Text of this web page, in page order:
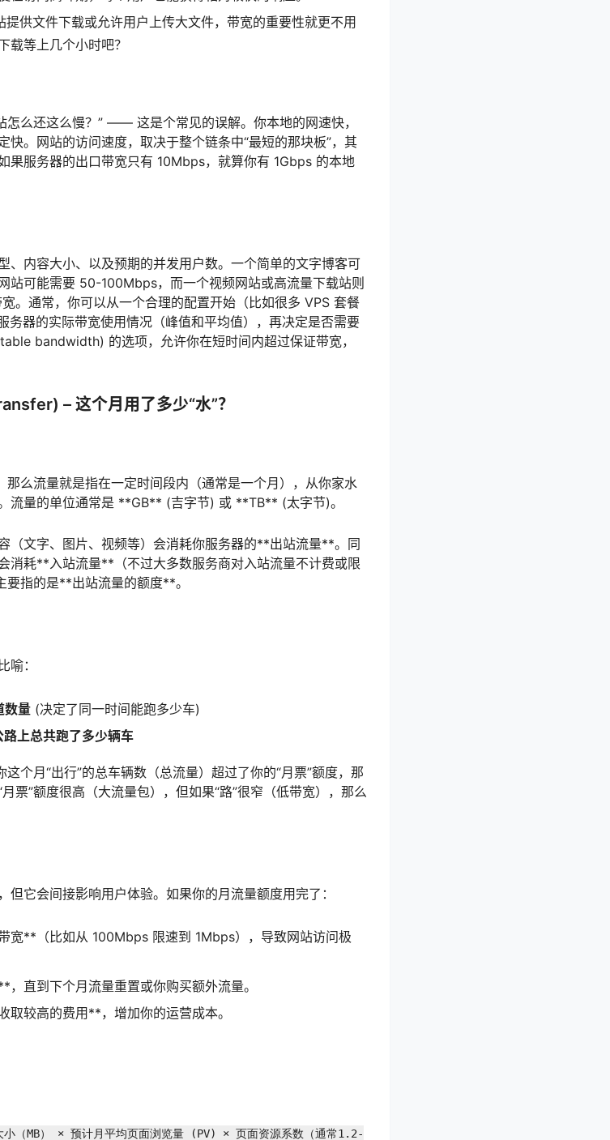
提供文件下载或允许用户上传大文件，带宽的重要性就更不用
载等上几个小时吧？
么还这么慢？” —— 这是个常见的误解。你本地的网速快，
快。网站的访问速度，取决于整个链条中“最短的那块板”，其
果服务器的出口带宽只有 10Mbps，就算你有 1Gbps 的本地
、内容大小、以及预期的并发用户数。一个简单的文字博客可
站可能需要 50-100Mbps，而一个视频网站或高流量下载站则
。通常，你可以从一个合理的配置开始（比如很多 VPS 套餐
器的实际带宽使用情况（峰值和平均值），再决定是否需要
bandwidth) 的选项，允许你在短时间内超过保证带宽，
– 这个月用了多少“水”？
那么流量就是指在一定时间段内（通常是一个月），从你家水
流量的单位通常是 **GB** (吉字节) 或 **TB** (太字节)。
（文字、图片、视频等）会消耗你服务器的**出站流量**。同
消耗**入站流量**（不过大多数服务商对入站流量不计费或限
要指的是**出站流量的额度**。
喻：
数量 (决定了同一时间能跑多少车)
上总共跑了多少辆车
个月“出行”的总车辆数（总流量）超过了你的“月票”额度，那
票”额度很高（大流量包），但如果“路”很窄（低带宽），那么
它会间接影响用户体验。如果你的月流量额度用完了：
宽**（比如从 100Mbps 限速到 1Mbps），导致网站访问极
直到下个月流量重置或你购买额外流量。
较高的费用**，增加你的运营成本。
小（MB） × 预计月平均页面浏览量 (PV) × 页面资源系数（通常1.2-